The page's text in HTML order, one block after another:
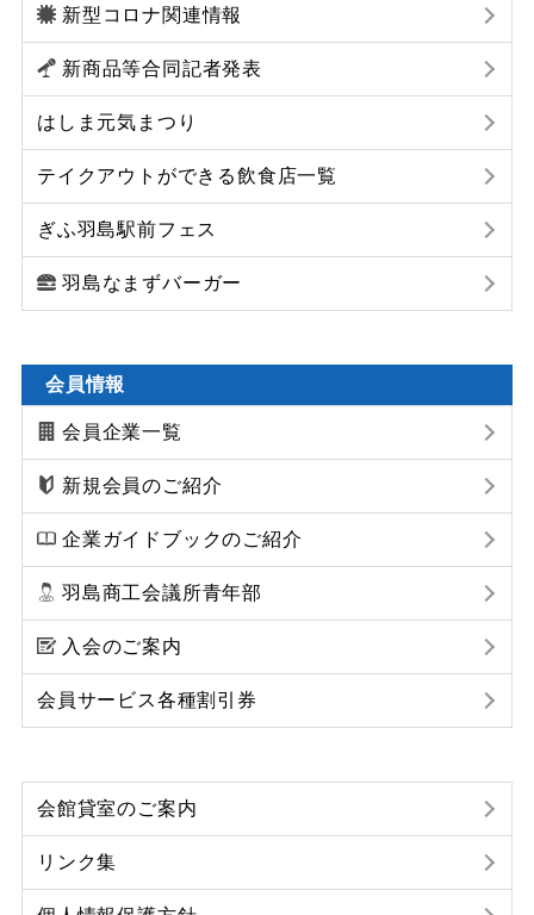
新型コロナ関連情報
新商品等合同記者発表
はしま元気まつり
テイクアウトができる飲食店一覧
ぎふ羽島駅前フェス
羽島なまずバーガー
会員情報
会員企業一覧
新規会員のご紹介
企業ガイドブックのご紹介
羽島商工会議所青年部
入会のご案内
会員サービス各種割引券
会館貸室のご案内
リンク集